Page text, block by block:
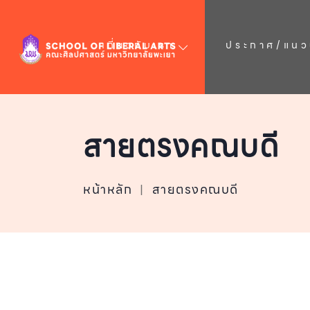
เกี่ยวกับเรา ประกาศ/แน
สายตรงคณบดี
หน้าหลัก | สายตรงคณบดี